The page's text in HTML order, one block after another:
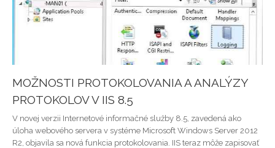
MOŽNOSTI PROTOKOLOVANIA A ANALÝZY
PROTOKOLOV V IIS 8.5
V novej verzii Internetové informačné služby 8.5, zavedená ako
úloha webového servera v systéme Microsoft Windows Server 2012
R2, objavila sa nová funkcia protokolovania. IIS teraz môže zapisovať